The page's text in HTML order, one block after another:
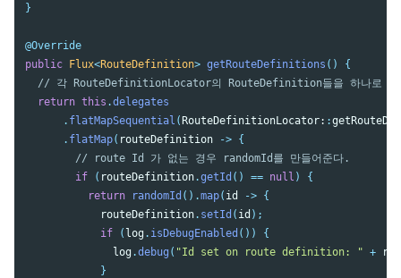
}
@Override
public Flux<RouteDefinition> getRouteDefinitions ()
{
// 각 RouteDefinitionLocator의 RouteDefinition들을 하나로 합
return this .delegates
. flatMapSequential (RouteDefinitionLocator: :
. flatMap( routeDefinition -> {
// route Id 가 없는 경우 randomId를 만들어준다.
if
( routeDefinition.getId () == null )
{
return
randomId ().map( id -> {
routeDefinition. setId ( id );
if
( log . isDebugEnabled ())
{
log .debug ( "Id set on route definition: " +
}